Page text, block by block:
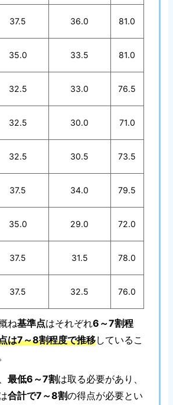
37.5 36.0 81.0
35.0 33.5 81.0
32.5 33.0 76.5
32.5 30.0 71.0
32.5 30.5 73.5
37.5 34.0 79.5
35.0 29.0 72.0
37.5 31.5 78.0
37.5 32.5 76.0
ね基準点はそれぞれ6～7割程
は7～8割程度で推移しているこ
最低6～7割は取る必要があり、
合計で7～8割の得点が必要とい